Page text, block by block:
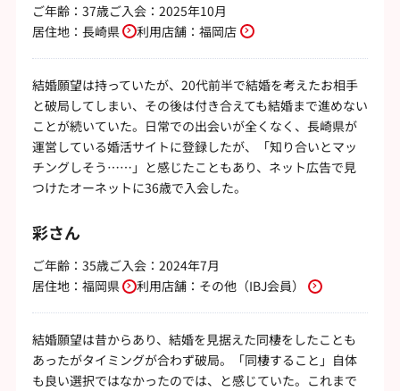
ご年齢：37歳ご入会：2025年10月
居住地： 長崎県 利用店舗：福岡店
結婚願望は持っていたが、20代前半で結婚を考えたお相手
と破局してしまい、その後は付き合えても結婚まで進めない
ことが続いていた。日常での出会いが全くなく、長崎県が
運営している婚活サイトに登録したが、「知り合いとマッ
チングしそう……」と感じたこともあり、ネット広告で見
つけたオーネットに36歳で入会した。
彩さん
ご年齢：35歳ご入会：2024年7月
居住地： 福岡県 利用店舗： その他（IBJ会員）
結婚願望は昔からあり、結婚を見据えた同棲をしたことも
あったがタイミングが合わず破局。「同棲すること」自体
も良い選択ではなかったのでは、と感じていた。これまで